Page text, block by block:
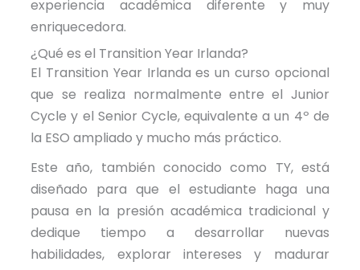
experiencia académica diferente y muy
enriquecedora.
¿Qué es el Transition Year Irlanda?
El Transition Year Irlanda es un curso opcional
que se realiza normalmente entre el Junior
Cycle y el Senior Cycle, equivalente a un 4º de
la ESO ampliado y mucho más práctico.
Este año, también conocido como TY, está
diseñado para que el estudiante haga una
pausa en la presión académica tradicional y
dedique tiempo a desarrollar nuevas
habilidades, explorar intereses y madurar